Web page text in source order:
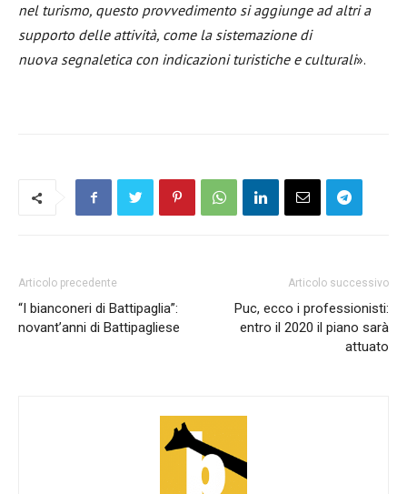
nel turismo, questo provvedimento si aggiunge ad altri a
supporto delle attività, come la sistemazione di
nuova segnaletica con indicazioni turistiche e culturali».
Articolo precedente
“I bianconeri di Battipaglia”:
novant’anni di Battipagliese
Articolo successivo
Puc, ecco i professionisti:
entro il 2020 il piano sarà
attuato